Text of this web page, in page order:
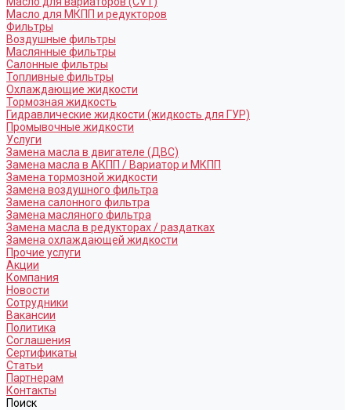
Масло для МКПП и редукторов
Фильтры
Воздушные фильтры
Маслянные фильтры
Салонные фильтры
Топливные фильтры
Охлаждающие жидкости
Тормозная жидкость
Гидравлические жидкости (жидкость для ГУР)
Промывочные жидкости
Услуги
Замена масла в двигателе (ДВС)
Замена масла в АКПП / Вариатор и МКПП
Замена тормозной жидкости
Замена воздушного фильтра
Замена салонного фильтра
Замена масляного фильтра
Замена масла в редукторах / раздатках
Замена охлаждающей жидкости
Прочие услуги
Акции
Компания
Новости
Сотрудники
Вакансии
Политика
Соглашения
Сертификаты
Статьи
Партнерам
Контакты
Поиск